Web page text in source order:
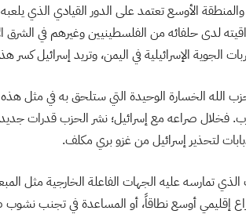
الأوسع تعتمد على الدور القيادي الذي
لدى حلفائه من الفلسطينيين وغيرهم في
الجوية الإسرائيلية في اليمن، وتريد إسرائيل كسر
الله الخسارة الوحيدة التي ستلحق به في مثل
صراعه مع إسرائيل؛ نشر الحزب قدرات
لتحذير إسرائيل من غزو بري مكلف.
تمارسه عليه الجهات الفاعلة الخارجية مثل
إقليمي أوسع نطاقاً، أو المساعدة في تجنب نشوب